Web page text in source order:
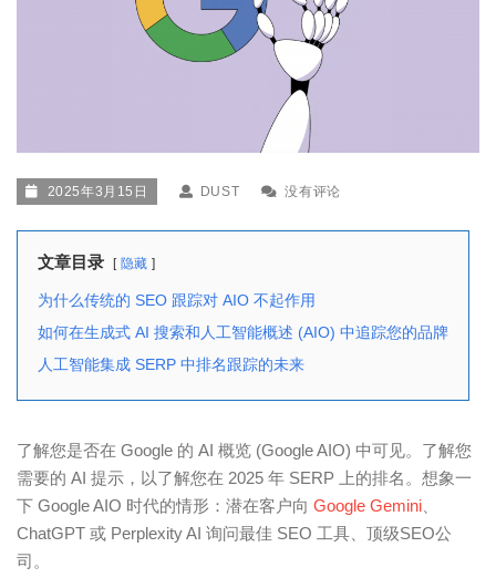
2025年3月15日 DUST 没有评论
文章目录 隐藏
为什么传统的 SEO 跟踪对 AIO 不起作用
如何在生成式 AI 搜索和人工智能概述 (AIO) 中追踪您的品牌
人工智能集成 SERP 中排名跟踪的未来
了解您是否在 Google 的 AI 概览 (Google AIO) 中可见。了解您
需要的 AI 提示，以了解您在 2025 年 SERP 上的排名。想象一
下 Google AIO 时代的情形：潜在客户向 Google Gemini
ChatGPT 或 Perplexity AI 询问最佳 SEO 工具、顶级SEO公
司。